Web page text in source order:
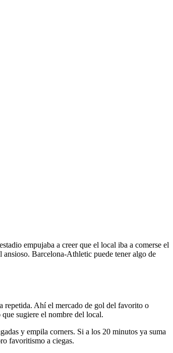
empujaba a creer que el local iba a comerse el
Barcelona-Athletic puede tener algo de
repetida. Ahí el mercado de gol del favorito o
sugiere el nombre del local.
y empila corners. Si a los 20 minutos ya suma
favoritismo a ciegas.